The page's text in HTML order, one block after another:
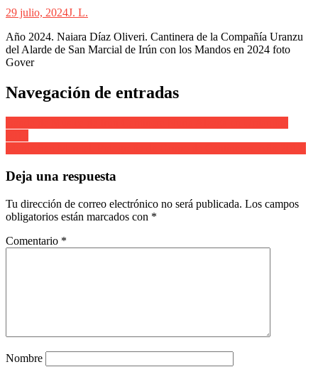
29 julio, 2024J. L.
Año 2024. Naiara Díaz Oliveri. Cantinera de la Compañía Uranzu
del Alarde de San Marcial de Irún con los Mandos en 2024 foto
Gover
Navegación de entradas
Deja una respuesta
Tu dirección de correo electrónico no será publicada. Los campos
obligatorios están marcados con *
Comentario *
Nombre